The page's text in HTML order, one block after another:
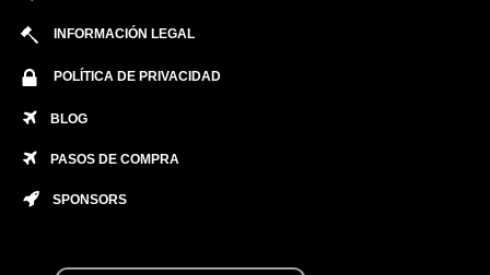
INFORMACIÓN LEGAL
POLÍTICA DE PRIVACIDAD
BLOG
PASOS DE COMPRA
SPONSORS